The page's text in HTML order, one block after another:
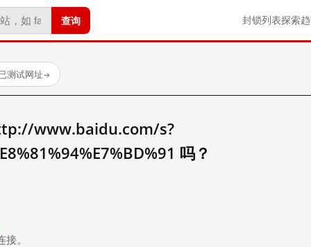
查询 封锁列表探索
测试网址→
www.baidu.com/s?
吗？
。